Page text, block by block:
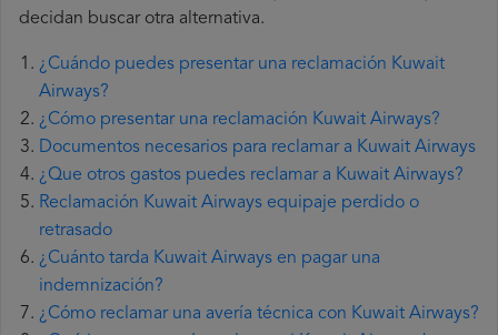
decidan buscar otra alternativa.
¿Cuándo puedes presentar una reclamación Kuwait
Airways?
¿Cómo presentar una reclamación Kuwait Airways?
Documentos necesarios para reclamar a Kuwait Airways
¿Que otros gastos puedes reclamar a Kuwait Airways?
Reclamación Kuwait Airways equipaje perdido o
retrasado
¿Cuánto tarda Kuwait Airways en pagar una
indemnización?
¿Cómo reclamar una avería técnica con Kuwait Airways?